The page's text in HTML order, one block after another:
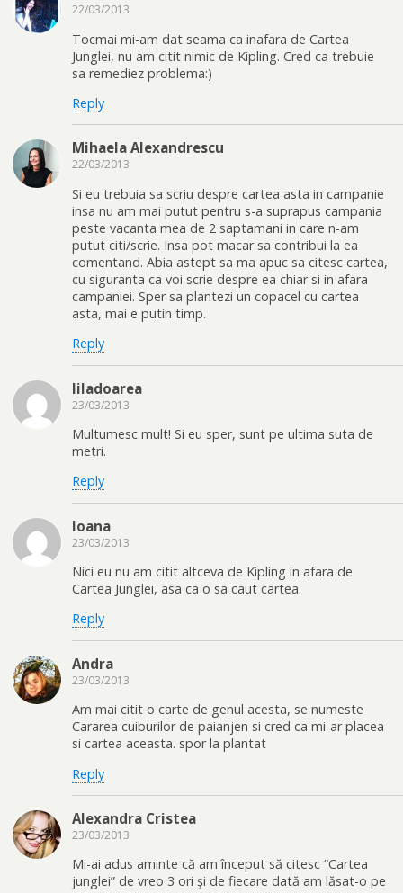
22/03/2013
Tocmai mi-am dat seama ca inafara de Cartea
Junglei, nu am citit nimic de Kipling. Cred ca trebuie
sa remediez problema:)
Reply
Mihaela Alexandrescu
22/03/2013
Si eu trebuia sa scriu despre cartea asta in campanie
insa nu am mai putut pentru s-a suprapus campania
peste vacanta mea de 2 saptamani in care n-am
putut citi/scrie. Insa pot macar sa contribui la ea
comentand. Abia astept sa ma apuc sa citesc cartea,
cu siguranta ca voi scrie despre ea chiar si in afara
campaniei. Sper sa plantezi un copacel cu cartea
asta, mai e putin timp.
Reply
liladoarea
23/03/2013
Multumesc mult! Si eu sper, sunt pe ultima suta de
metri.
Reply
Ioana
23/03/2013
Nici eu nu am citit altceva de Kipling in afara de
Cartea Junglei, asa ca o sa caut cartea.
Reply
Andra
23/03/2013
Am mai citit o carte de genul acesta, se numeste
Cararea cuiburilor de paianjen si cred ca mi-ar placea
si cartea aceasta. spor la plantat
Reply
Alexandra Cristea
23/03/2013
Mi-ai adus aminte că am început să citesc “Cartea
junglei” de vreo 3 ori şi de fiecare dată am lăsat-o pe